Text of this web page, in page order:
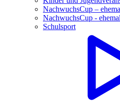
NachwuchsCup –
NachwuchsCup -
Schulsport